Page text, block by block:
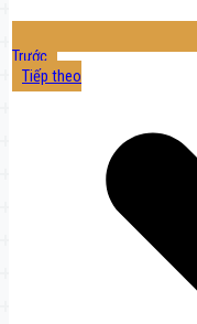
Trước
Tiếp theo